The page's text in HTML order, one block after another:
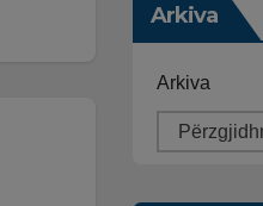
Arkiva
Arkiva